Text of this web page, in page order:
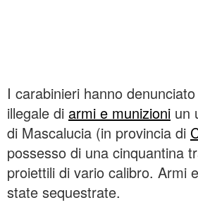
I carabinieri hanno
illegale di armi e munizioni un
di Mascalucia (in provincia di
possesso di una cinquantina
proiettili di vario calibro. Armi
state sequestrate.